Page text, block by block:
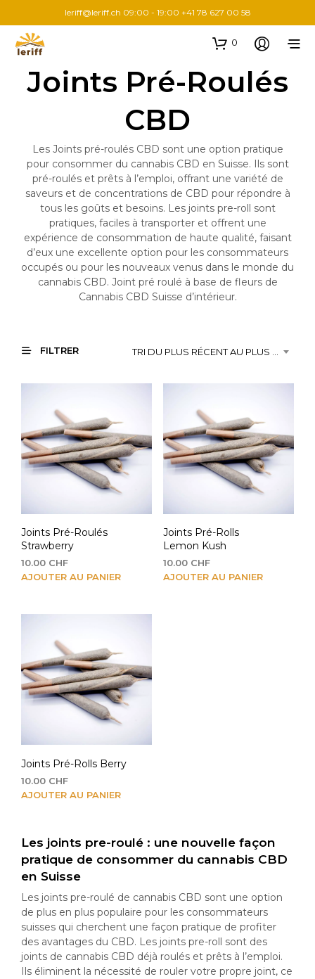
leriff@leriff.ch 09:00 - 19:00 +41 78 627 00 58
0
Joints Pré-Roulés
CBD
Les Joints pré-roulés CBD sont une option pratique
pour consommer du cannabis CBD en Suisse. Ils sont
pré-roulés et prêts à l’emploi, offrant une variété de
saveurs et de concentrations de CBD pour répondre à
tous les goûts et besoins. Les joints pre-roll sont
pratiques, faciles à transporter et offrent une
expérience de consommation de haute qualité, faisant
d’eux une excellente option pour les consommateurs
occupés ou pour les nouveaux venus dans le monde du
cannabis CBD. Joint pré roulé à base de fleurs de
Cannabis CBD Suisse d’intérieur.
FILTRER
Joints Pré-Roulés
Strawberry
10.00 CHF
AJOUTER AU PANIER
Joints Pré-Rolls
Lemon Kush
10.00 CHF
AJOUTER AU PANIER
Joints Pré-Rolls Berry
10.00 CHF
AJOUTER AU PANIER
Les joints pre-roulé : une nouvelle façon
pratique de consommer du cannabis CBD
en Suisse
Les joints pre-roulé de cannabis CBD sont une option
de plus en plus populaire pour les consommateurs
suisses qui cherchent une façon pratique de profiter
des avantages du CBD. Les joints pre-roll sont des
joints de cannabis CBD déjà roulés et prêts à l’emploi.
Ils éliminent la nécessité de rouler votre propre joint, ce